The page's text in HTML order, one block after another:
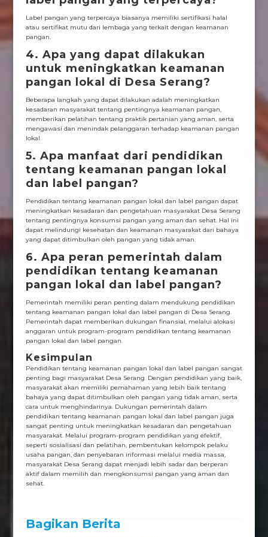
Label pangan yang terpercaya biasanya memiliki sertifikasi halal
atau sertifikat mutu dari lembaga yang terkait dengan keamanan
pangan.
4. Apa yang dapat dilakukan
untuk meningkatkan keamanan
pangan lokal di Desa Serang?
Beberapa langkah yang dapat dilakukan adalah meningkatkan
kesadaran masyarakat tentang pentingnya keamanan pangan,
memberikan pelatihan tentang praktik pertanian yang aman, serta
mengawasi dan menindak pelanggaran terhadap keamanan pangan
lokal.
5. Apa manfaat dari pendidikan
tentang keamanan pangan lokal
dan label pangan?
Pendidikan tentang keamanan pangan lokal dan label pangan dapat
meningkatkan kesadaran dan pengetahuan masyarakat Desa Serang
tentang pentingnya konsumsi pangan yang aman dan sehat. Hal ini
dapat melindungi kesehatan dan keamanan masyarakat dari bahaya
yang dapat ditimbulkan oleh pangan yang tidak aman.
6. Apa peran pemerintah dalam
pendidikan tentang keamanan
pangan lokal dan label pangan?
Pemerintah memiliki peran penting dalam mendukung pendidikan
tentang keamanan pangan lokal dan label pangan di Desa Serang.
Pemerintah dapat memberikan dukungan finansial, melalui alokasi
anggaran untuk program-program pendidikan tentang keamanan
pangan lokal dan label pangan.
Kesimpulan
Pendidikan tentang keamanan pangan lokal dan label pangan sangat
penting bagi masyarakat Desa Serang. Dengan pendidikan yang baik,
masyarakat akan memiliki pemahaman yang lebih baik tentang
bahaya yang dapat ditimbulkan oleh pangan yang tidak aman, serta
cara untuk menghindarinya. Dukungan pemerintah dalam
pendidikan tentang keamanan pangan lokal dan label pangan juga
sangat penting untuk meningkatkan kesadaran dan pengetahuan
masyarakat. Melalui program-program pendidikan yang efektif,
seperti sosialisasi dan pelatihan, pembentukan kelompok pelaku
usaha pangan, dan penyebaran informasi melalui media massa,
masyarakat Desa Serang dapat menjadi lebih sadar dan berperan
aktif dalam memilih dan mengkonsumsi pangan yang aman dan
sehat.
Bagikan Berita